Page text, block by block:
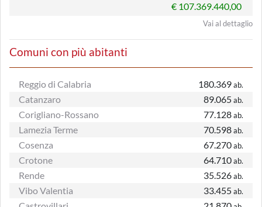
€ 107.369.440,00
Vai al dettaglio
Comuni con più abitanti
Reggio di Calabria 180.369ab.
Catanzaro 89.065ab.
Corigliano-Rossano 77.128ab.
Lamezia Terme 70.598ab.
Cosenza 67.270ab.
Crotone 64.710ab.
Rende 35.526ab.
Vibo Valentia 33.455ab.